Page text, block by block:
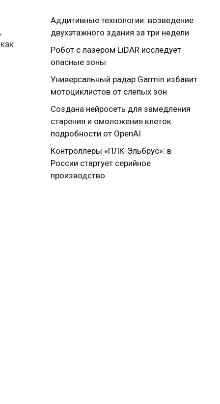
Аддитивные технологии: возведение
двухэтажного здания за три недели
Робот с лазером LiDAR исследует
опасные зоны
Универсальный радар Garmin избавит
мотоциклистов от слепых зон
Создана нейросеть для замедления
старения и омоложения клеток:
подробности от OpenAI
Контроллеры «ПЛК-Эльбрус»: в
России стартует серийное
производство